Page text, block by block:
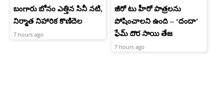
బంగారు బోనం ఎత్తిన సినీ నటి,
నిర్మాత నిహారిక కొణిదెల
7 hours ago
జీరో టు హీరో పాత్రలను
పోషించాలని ఉంది – ‘దందా’
ఫేమ్ దొర సాయి తేజ
7 hours ago